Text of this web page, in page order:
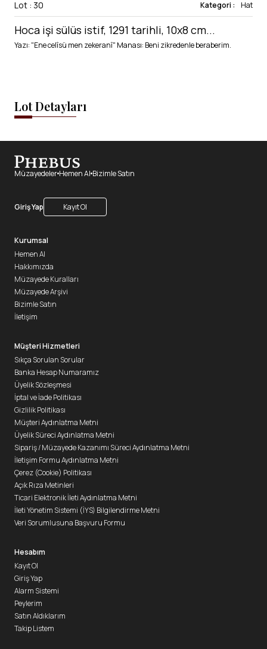
Lot : 30 Kategori : Hat
Hoca işi sülüs istif, 1291 tarihli, 10x8 cm...
Yazı: "Ene celîsü men zekeranî" Manası: Beni zikredenle beraberim.
Lot Detayları
Müzayedeler Hemen Al Bizimle Satın
Giriş Yap Kayıt Ol
Kurumsal
Hemen Al
Hakkımızda
Müzayede Kuralları
Müzayede Arşivi
Bizimle Satın
İletişim
Müşteri Hizmetleri
Sıkça Sorulan Sorular
Banka Hesap Numaramız
Üyelik Sözleşmesi
İptal ve İade Politikası
Gizlilik Politikası
Müşteri Aydınlatma Metni
Üyelik Süreci Aydınlatma Metni
Sipariş / Müzayede Kazanımı Süreci Aydınlatma Metni
İletişim Formu Aydınlatma Metni
Çerez (Cookie) Politikası
Açık Rıza Metinleri
Ticari Elektronik İleti Aydınlatma Metni
İleti Yönetim Sistemi (İYS) Bilgilendirme Metni
Veri Sorumlusuna Başvuru Formu
Hesabım
Kayıt Ol
Giriş Yap
Alarm Sistemi
Peylerim
Satın Aldıklarım
Takip Listem